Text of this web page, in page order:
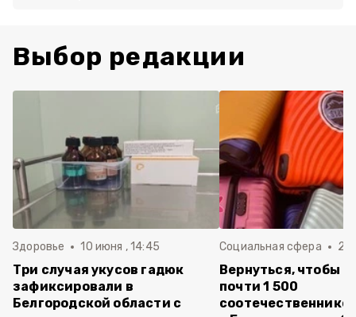
Выбор редакции
Здоровье 10 июня , 14:45
Три случая укусов гадюк
зафиксировали в
Белгородской области с
Социальная сфера 20
Вернуться, чтобы
почти 1 500